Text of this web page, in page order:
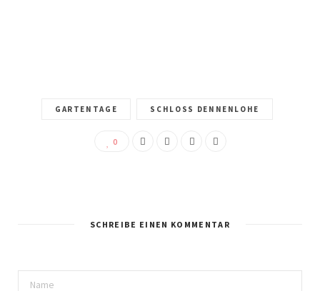
GARTENTAGE SCHLOSS DENNENLOHE
0
SCHREIBE EINEN KOMMENTAR